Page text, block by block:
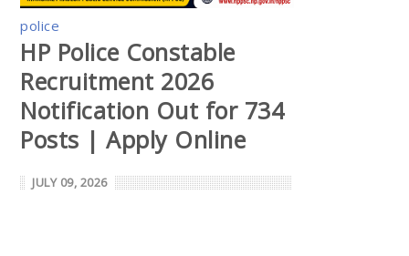
police
HP Police Constable
Recruitment 2026
Notification Out for 734
Posts | Apply Online
JULY 09, 2026